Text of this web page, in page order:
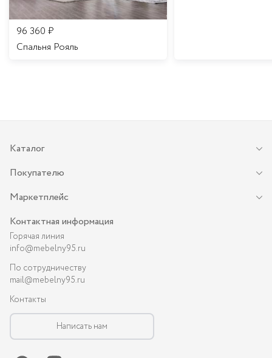
96 360 ₽
Спальня Рояль
Каталог
Покупателю
Маркетплейс
Контактная информация
Горячая линия
info@mebelny95.ru
По сотрудничеству
mail@mebelny95.ru
Контакты
Написать нам